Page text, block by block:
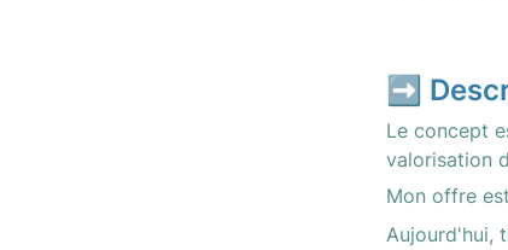
➡️
Le concept
valorisation
Mon offre
Aujourd'hui,